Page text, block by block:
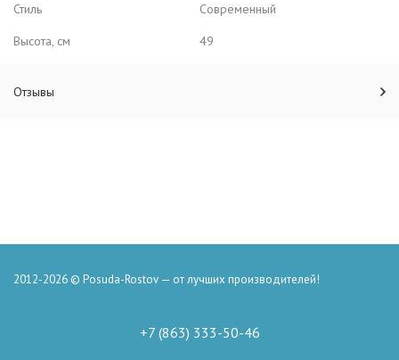
Стиль
Современный
Высота, см
49
Отзывы
2012-2026 © Posuda-Rostov — от лучших производителей!
+7 (863) 333-50-46